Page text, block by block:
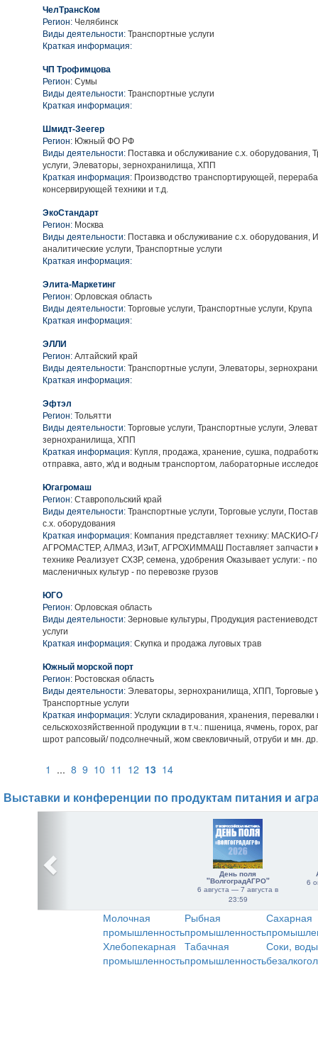
ЧелТрансКом
Регион: Челябинск
Виды деятельности: Транспортные услуги
Краткая информация:
ЧП Трофимцова
Регион: Сумы
Виды деятельности: Транспортные услуги
Краткая информация:
Шмидт-Зеегер
Регион: Южный ФО РФ
Виды деятельности: Поставка и обслуживание с.х. оборудования,
услуги, Элеваторы, зернохранилища, ХПП
Краткая информация: Производство транспортирующей,
консервирующей техники и т.д.
ЭкоСтандарт
Регион: Москва
Виды деятельности: Поставка и обслуживание с.х.
аналитические услуги, Транспортные услуги
Краткая информация:
Элита-Маркетинг
Регион: Орловская область
Виды деятельности: Торговые услуги, Транспортные услуги, Крупа
Краткая информация:
ЭЛЛИ
Регион: Алтайский край
Виды деятельности: Транспортные услуги, Элеваторы,
Краткая информация:
Эфтэл
Регион: Тольятти
Виды деятельности: Торговые услуги, Транспортные услуги,
зернохранилища, ХПП
Краткая информация: Купля, продажа, хранение, сушка,
отправка, авто, ж\д и водным транспортом, лабораторные
Югагромаш
Регион: Ставропольский край
Виды деятельности: Транспортные услуги, Торговые услуги,
с.х. оборудования
Краткая информация: Компания представляет технику: МАСКИО-
АГРОМАСТЕР, АЛМАЗ, ИЗиТ, АГРОХИММАШ Поставляет запчасти к
технике Реализует СХЗР, семена, удобрения Оказывает услуги: -
масленичных культур - по перевозке грузов
ЮГО
Регион: Орловская область
Виды деятельности: Зерновые культуры, Продукция
услуги
Краткая информация: Скупка и продажа луговых трав
Южный морской порт
Регион: Ростовская область
Виды деятельности: Элеваторы, зернохранилища, ХПП, Торговые
Транспортные услуги
Краткая информация: Услуги складирования, хранения, перевалки
сельскохозяйственной продукции в т.ч.: пшеница, ячмень, горох,
шрот рапсовый/ подсолнечный, жом свекловичный, отруби и мн. др.
1 ... 8 9 10 11 12 13 14
Выставки и конференции по продуктам питания и
День поля
"ВолгоградАГРО"
6 августа — 7 августа в
23:59
6
Молочная
промышленность
Рыбная
промышленность
Сахарная
Хлебопекарная
промышленность
Табачная
промышленность
Соки,